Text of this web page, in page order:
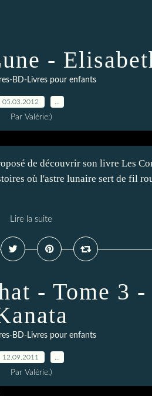
-
BD-Livres pour enfants
05.03.2012
Par Valérie:)
de découvrir son livre Les
où l'astre lunaire sert de fil
Lire la suite
- Tome 3
BD-Livres pour enfants
12.09.2011
Par Valérie:)